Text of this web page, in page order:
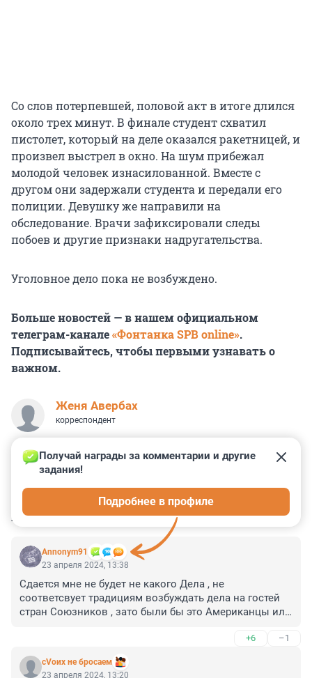
Со слов потерпевшей, половой акт в итоге длился
около трех минут. В финале студент схватил
пистолет, который на деле оказался ракетницей, и
произвел выстрел в окно. На шум прибежал
молодой человек изнасилованной. Вместе с
другом они задержали студента и передали его
полиции. Девушку же направили на
обследование. Врачи зафиксировали следы
побоев и другие признаки надругательства.
Уголовное дело пока не возбуждено.
Больше новостей — в нашем официальном
телеграм-канале«Фонтанка SPB online».
Подписывайтесь, чтобы первыми узнавать о
важном.
Женя Авербах
корреспондент
КОММЕНТАРИИ 35
Annonym91
Получай награды за комментарии и другие
задания!
Подробнее в профиле
23 апреля 2024, 13:38
Сдается мне не будет не какого Дела , не
соответсвует традициям возбуждать дела на гостей
стран Союзников , зато были бы это Американцы или
А Так это просто показывает другим гостям РФ из
Дружественных стран слабость Внутренней
+6 –1
сVоих не бросаем
23 апреля 2024, 13:20